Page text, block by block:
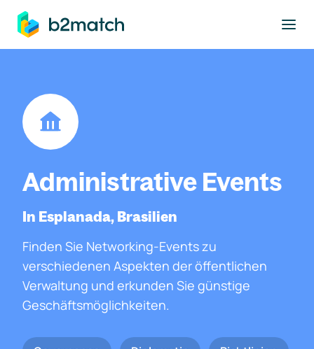
springen
Administrative Events
In Esplanada, Brasilien
Finden Sie Networking-Events zu
verschiedenen Aspekten der öffentlichen
Verwaltung und erkunden Sie günstige
Geschäftsmöglichkeiten.